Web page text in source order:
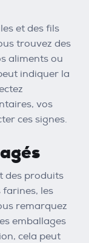
et des fils
trouvez des
aliments ou
indiquer la
vos
ces signes.
des produits
farines, les
remarquez
emballages
cela peut